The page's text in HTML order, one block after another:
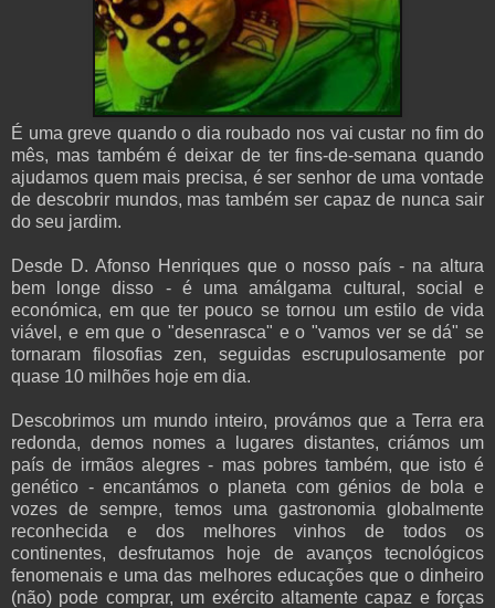
É uma greve quando o dia roubado nos vai custar no fim do
mês, mas também é deixar de ter fins-de-semana quando
ajudamos quem mais precisa, é ser senhor de uma vontade
de descobrir mundos, mas também ser capaz de nunca sair
do seu jardim.
Desde D. Afonso Henriques que o nosso país - na altura
bem longe disso - é uma amálgama cultural, social e
económica, em que ter pouco se tornou um estilo de vida
viável, e em que o "desenrasca" e o "vamos ver se dá" se
tornaram filosofias zen, seguidas escrupulosamente por
quase 10 milhões hoje em dia.
Descobrimos um mundo inteiro, provámos que a Terra era
redonda, demos nomes a lugares distantes, criámos um
país de irmãos alegres - mas pobres também, que isto é
genético - encantámos o planeta com génios de bola e
vozes de sempre, temos uma gastronomia globalmente
reconhecida e dos melhores vinhos de todos os
continentes, desfrutamos hoje de avanços tecnológicos
fenomenais e uma das melhores educações que o dinheiro
(não) pode comprar, um exército altamente capaz e forças